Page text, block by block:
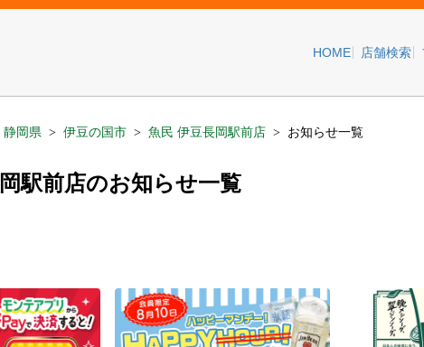
HOME 店舗検索
静岡県 伊豆の国市 魚民 伊豆長岡駅前店 お知らせ一覧
駅前店のお知らせ一覧